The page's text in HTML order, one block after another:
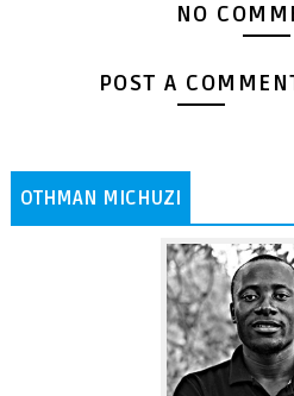
NO
POST A
OTHMAN MICHUZI